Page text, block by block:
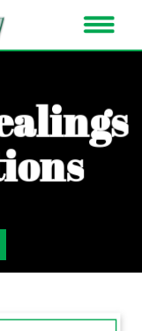
alings
ions